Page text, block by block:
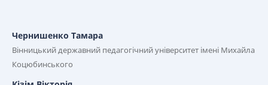
Чернишенко Тамара
Вінницький державний педагогічний університет імені Михайла
Коцюбинського